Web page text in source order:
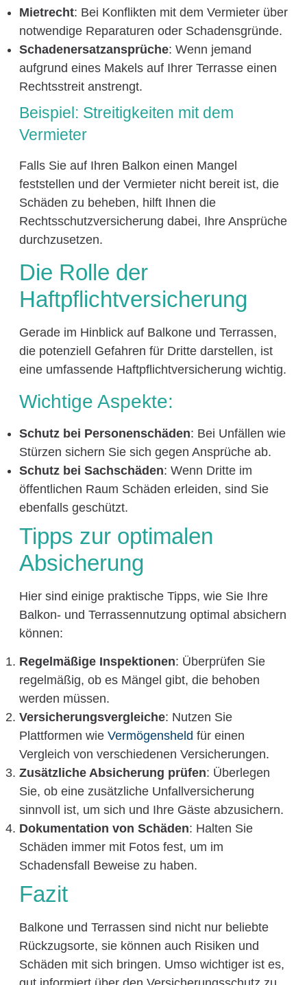
Mietrecht: Bei Konflikten mit dem Vermieter über
notwendige Reparaturen oder Schadensgründe.
Schadenersatzansprüche: Wenn jemand
aufgrund eines Makels auf Ihrer Terrasse einen
Rechtsstreit anstrengt.
Beispiel: Streitigkeiten mit dem
Vermieter
Falls Sie auf Ihren Balkon einen Mangel
feststellen und der Vermieter nicht bereit ist, die
Schäden zu beheben, hilft Ihnen die
Rechtsschutzversicherung dabei, Ihre Ansprüche
durchzusetzen.
Die Rolle der
Haftpflichtversicherung
Gerade im Hinblick auf Balkone und Terrassen,
die potenziell Gefahren für Dritte darstellen, ist
eine umfassende Haftpflichtversicherung wichtig.
Wichtige Aspekte:
Schutz bei Personenschäden: Bei Unfällen wie
Stürzen sichern Sie sich gegen Ansprüche ab.
Schutz bei Sachschäden: Wenn Dritte im
öffentlichen Raum Schäden erleiden, sind Sie
ebenfalls geschützt.
Tipps zur optimalen
Absicherung
Hier sind einige praktische Tipps, wie Sie Ihre
Balkon- und Terrassennutzung optimal absichern
können:
Regelmäßige Inspektionen: Überprüfen Sie
regelmäßig, ob es Mängel gibt, die behoben
werden müssen.
Versicherungsvergleiche: Nutzen Sie
Plattformen wie Vermögensheld für einen
Vergleich von verschiedenen Versicherungen.
Zusätzliche Absicherung prüfen: Überlegen
Sie, ob eine zusätzliche Unfallversicherung
sinnvoll ist, um sich und Ihre Gäste abzusichern.
Dokumentation von Schäden: Halten Sie
Schäden immer mit Fotos fest, um im
Schadensfall Beweise zu haben.
Fazit
Balkone und Terrassen sind nicht nur beliebte
Rückzugsorte, sie können auch Risiken und
Schäden mit sich bringen. Umso wichtiger ist es,